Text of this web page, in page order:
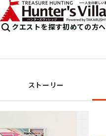
クエストを探す初めての方へ
ストーリー